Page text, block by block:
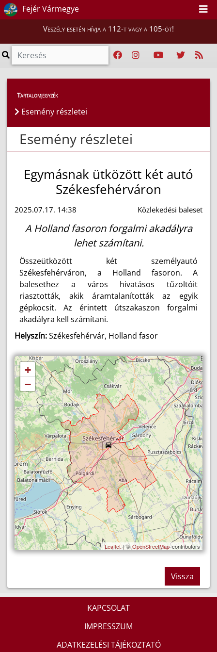
Fejér Vármegye
Veszély esetén hívja a 112-t vagy a 105-öt!
Esemény részletei
Tartalomjegyzék
Esemény részletei
Esemény részletei
Egymásnak ütközött két autó
Székesfehérváron
2025.07.17. 14:38 Közlekedési baleset
A Holland fasoron forgalmi akadályra
lehet számítani.
Összeütközött két személyautó
Székesfehérváron, a Holland fasoron. A
balesethez a város hivatásos tűzoltóit
riasztották, akik áramtalanították az egyik
gépkocsit. Az érintett útszakaszon forgalmi
akadályra kell számítani.
Helyszín:Székesfehérvár, Holland fasor
+
−
Leaflet| ©OpenStreetMapcontributors
Vissza
KAPCSOLAT
IMPRESSZUM
ADATKEZELÉSI TÁJÉKOZTATÓ